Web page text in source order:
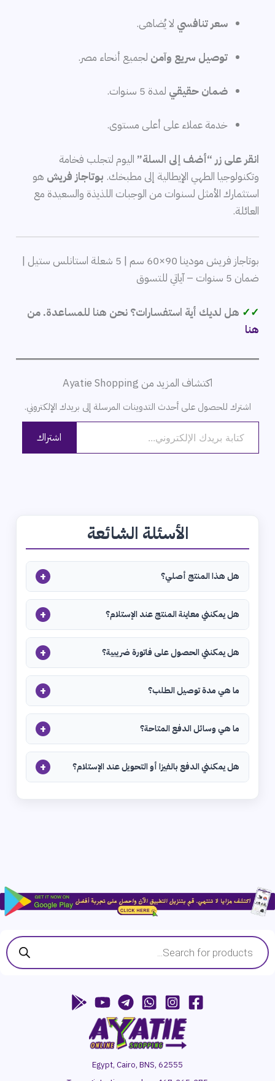
سعر تنافسي لا يُضاهى.
توصيل سريع وآمن لجميع أنحاء مصر.
ضمان حقيقي لمدة 5 سنوات.
خدمة عملاء على أعلى مستوى.
انقر على زر “أضف إلى السلة” اليوم لتجلب فخامة
وتكنولوجيا الطهي الإيطالية إلى مطبخك. بوتاجاز فريش هو
استثمارك الأمثل لسنوات من الوجبات اللذيذة والسعيدة مع
العائلة.
بوتاجاز فريش مودينا 90×60 سم | 5 شعلة استانلس ستيل |
ضمان 5 سنوات – آياتي للتسوق
✓✓ هل لديك أية استفسارات؟ نحن هنا للمساعدة. من
هنا
اكتشاف المزيد من Ayatie Shopping
اشترك للحصول على أحدث التدوينات المرسلة إلى بريدك الإلكتروني.
كتابة بريدك الإلكتروني...
اشتراك
الأسئلة الشائعة
هل هذا المنتج أصلي؟ +
هل يمكنني معاينة المنتج عند الإستلام؟ +
هل يمكنني الحصول على فاتورة ضريبية؟ +
ما هي مدة توصيل الطلب؟ +
ما هي وسائل الدفع المتاحة؟ +
هل يمكنني الدفع بالفيزا أو التحويل عند الإستلام؟ +
Products
search
Egypt, Cairo, BNS, 62555